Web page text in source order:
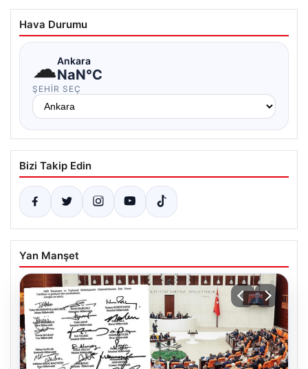
Hava Durumu
☁Ankara
NaN°C
ŞEHIR SEÇ
Bizi Takip Edin
Yan Manşet